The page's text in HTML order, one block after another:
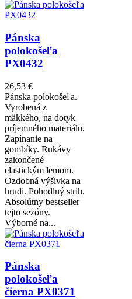
Pánska
polokošeľa
PX0432
26,53 €
Pánska polokošeľa.
Vyrobená z
mäkkého, na dotyk
príjemného materiálu.
Zapínanie na
gombíky. Rukávy
zakončené
elastickým lemom.
Ozdobná výšivka na
hrudi. Pohodlný strih.
Absolútny bestseller
tejto sezóny.
Výborné na...
Pánska
polokošeľa
čierna PX0371